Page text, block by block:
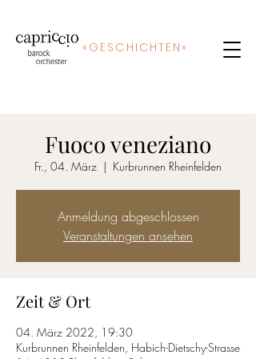
« GESCHICHTEN»
Fuoco veneziano
Fr., 04. März
  |
Kurbrunnen Rheinfelden
Anmeldung abgeschlossen
Veranstaltungen ansehen
Zeit & Ort
04. März 2022, 19:30
Kurbrunnen Rheinfelden, Habich-Dietschy-Strasse